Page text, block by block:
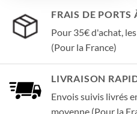
FRAIS DE PORTS
Pour 35€ d'achat,
(Pour la France)
LIVRAISON
Envois suivis livrés
moyenne (Pour la